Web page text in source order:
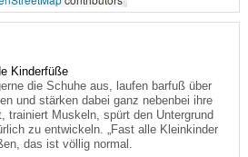
Kinderfüße
die Schuhe aus, laufen barfuß über
und stärken dabei ganz nebenbei ihre
trainiert Muskeln, spürt den Untergrund
zu entwickeln. „Fast alle Kleinkinder
das ist völlig normal.